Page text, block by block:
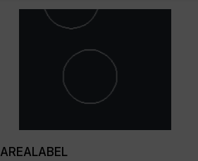
AREALABEL
Read More